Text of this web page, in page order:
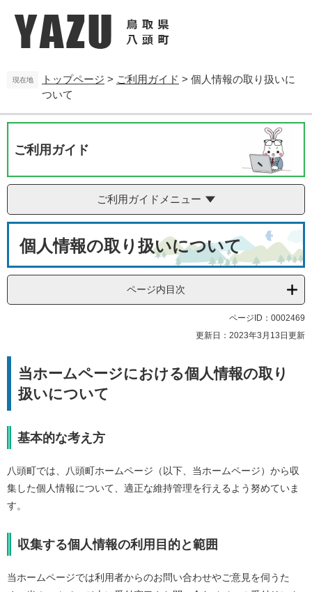
。
て
現在地 トップページ > ご利用ガイド > 個人情報の取り扱いに
ついて
ご利用ガイド
ご利用ガイドメニュー
個人情報の取り扱いについて
ページ内目次
ページID：0002469
更新日：2023年3月13日更新
当ホームページにおける個人情報の取り
扱いについて
基本的な考え方
八頭町では、八頭町ホームページ（以下、当ホームページ）から収
集した個人情報について、適正な維持管理を行えるよう努めていま
す。
収集する個人情報の利用目的と範囲
当ホームページでは利用者からのお問い合わせやご意見を伺うた